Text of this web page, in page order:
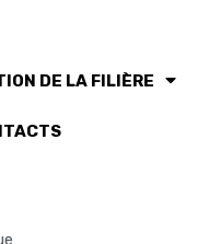
DE LA FILIÈRE